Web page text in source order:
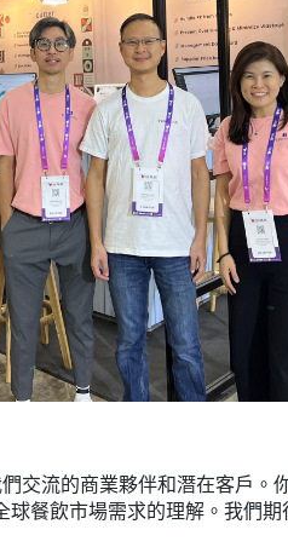
交流的商業夥伴和潛在客戶。
餐飲市場需求的理解。我們